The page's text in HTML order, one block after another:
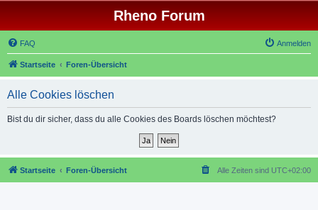
Rheno Forum
FAQ Anmelden
Startseite Foren-Übersicht
Alle Cookies löschen
Bist du dir sicher, dass du alle Cookies des Boards löschen möchtest?
Startseite Foren-Übersicht Alle Zeiten sind UTC+02:00